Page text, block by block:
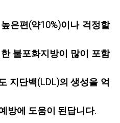
은편(약10%)이나 걱정할
불포화지방이 많이 포함
지단백(LDL)의 생성을 억
방에 도움이 된답니다.